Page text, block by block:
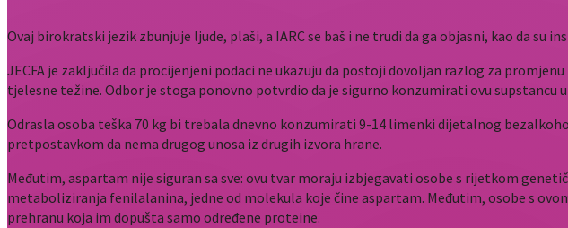
Ovaj birokratski jezik zbunjuje ljude, plaši, a IARC se baš i ne trudi da ga objasni, kao da su
JECFA je zaključila da procijenjeni podaci ne ukazuju da postoji dovoljan razlog za
tjelesne težine. Odbor je stoga ponovno potvrdio da je sigurno konzumirati ovu supstancu
Odrasla osoba teška 70 kg bi trebala dnevno konzumirati 9-14 limenki dijetalnog
pretpostavkom da nema drugog unosa iz drugih izvora hrane.
Međutim, aspartam nije siguran sa sve: ovu tvar moraju izbjegavati osobe s rijetkom
metaboliziranja fenilalanina, jedne od molekula koje čine aspartam. Međutim, osobe s
prehranu koja im dopušta samo određene proteine.